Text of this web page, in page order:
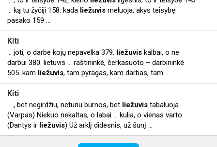
... ką tu žyčiji 158. kada liežuvis meluoja, akys teisybę
pasako 159 ...
Kiti
... joti, o darbe kojų nepavelka 379. liežuvis kalbai, o ne
darbui 380. lietuvis ... raštininkė, čerkasuoto – darbininkė
505. kam liežuvis, tam pyragas, kam darbas, tam ...
Kiti
... , bet negirdžiu, neturiu burnos, bet liežuvis tabaluoja.
(Varpas) Niekuo nekaltas, o labai ... kulia, o vienas varto.
(Dantys ir liežuvis) Už arklį didesnis, už šunį ...